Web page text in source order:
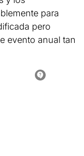
para
pero
evento anual tan